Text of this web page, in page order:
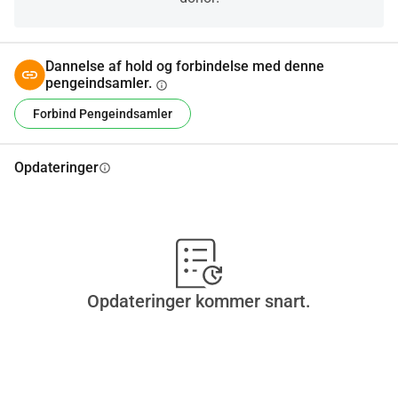
Dannelse af hold og forbindelse med denne
pengeindsamler. info
Forbind Pengeindsamler
Opdateringerinfo
Opdateringer kommer snart.